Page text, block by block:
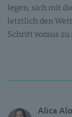
legen, sich mit
letztlich den
Schritt voraus zu
Alica